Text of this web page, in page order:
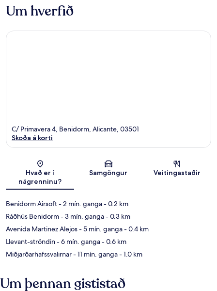
Um hverfið
Kort
C/ Primavera 4, Benidorm, Alicante, 03501
Skoða á korti
Hvað er í
nágrenninu?
Samgöngur Veitingastaðir
Benidorm Airsoft- 2 mín. ganga- 0.2 km
Ráðhús Benidorm- 3 mín. ganga- 0.3 km
Avenida Martinez Alejos- 5 mín. ganga- 0.4 km
Llevant-ströndin- 6 mín. ganga- 0.6 km
Miðjarðarhafssvalirnar- 11 mín. ganga- 1.0 km
Um þennan gististað